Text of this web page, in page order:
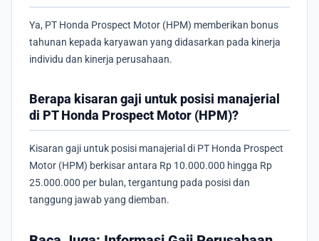
Ya, PT Honda Prospect Motor (HPM) memberikan bonus
tahunan kepada karyawan yang didasarkan pada kinerja
individu dan kinerja perusahaan.
Berapa kisaran gaji untuk posisi manajerial
di PT Honda Prospect Motor (HPM)?
Kisaran gaji untuk posisi manajerial di PT Honda Prospect
Motor (HPM) berkisar antara Rp 10.000.000 hingga Rp
25.000.000 per bulan, tergantung pada posisi dan
tanggung jawab yang diemban.